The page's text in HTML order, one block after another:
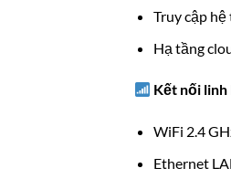
Truy cập hệ
Hạ tầng
Kết nối linh
WiFi 2.4
Ethernet